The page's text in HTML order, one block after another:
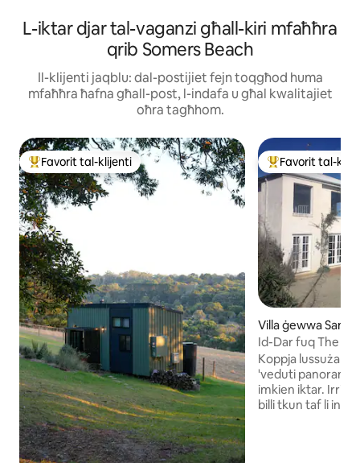
L-iktar djar tal-vaganzi għall-kiri mfaħħra
qrib Somers Beach
Il-klijenti jaqblu: dal-postijiet fejn toqgħod huma
mfaħħra ħafna għall-post, l-indafa u għal kwalitajiet
oħra tagħhom.
Wieħed mill-aqwa favoriti tal-klijenti
Favorit tal-klijenti Wieħed mill-
Favorit tal-
Villa ġewwa San
Id-Dar fuq The
Koppja lussuża u
'veduti
imkien iktar.
billi tkun taf li inti